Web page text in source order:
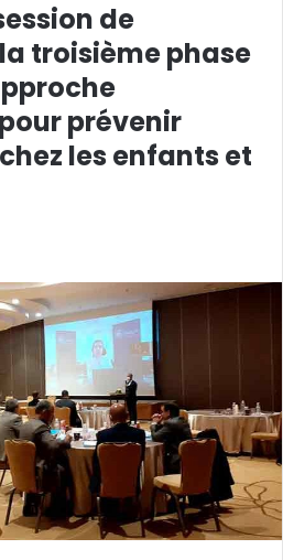
de
troisième phase
prévenir
les enfants et